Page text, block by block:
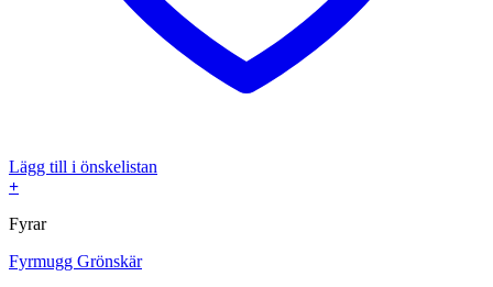
Lägg till i önskelistan
+
Fyrar
Fyrmugg Grönskär